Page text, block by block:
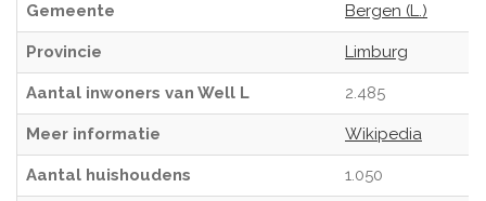
Gemeente Bergen (L.)
Provincie Limburg
Aantal inwoners van Well L 2.485
Meer informatie Wikipedia
Aantal huishoudens 1.050